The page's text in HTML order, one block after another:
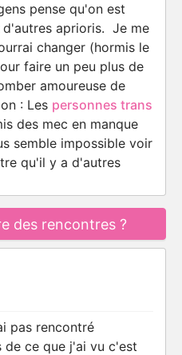
pense qu'on est
aprioris. Je me
changer (hormis le
faire un peu plus de
amoureuse de
: Les personnes trans
des mec en manque
semble impossible voir
qu'il y a d'autres
des rencontres ?
pas rencontré
de ce que j'ai vu c'est